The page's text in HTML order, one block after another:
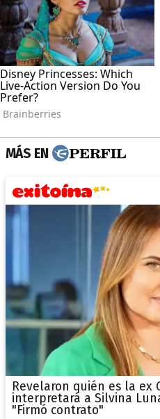
MÁS EN
Revelaron quién es la ex
interpretará a Silvina
"Firmó contrato"